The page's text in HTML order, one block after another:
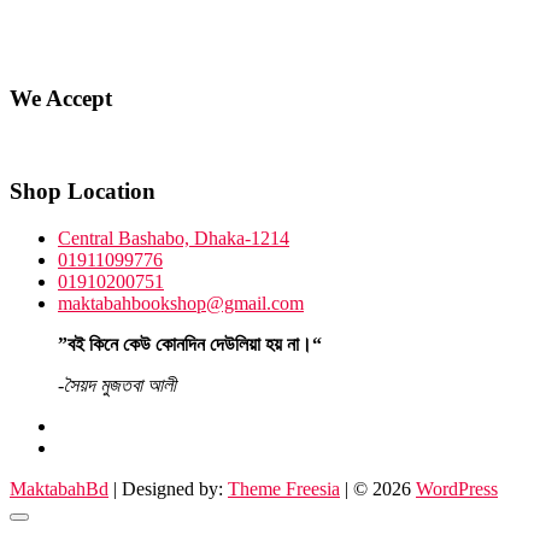
We Accept
Shop Location
Central Bashabo, Dhaka-1214
01911099776
01910200751
maktabahbookshop@gmail.com
”বই কিনে কেউ কোনদিন দেউলিয়া হয় না।“
-সৈয়দ মুজতবা আলী
MaktabahBd | Designed by: Theme Freesia | © 2026 WordPress
Go